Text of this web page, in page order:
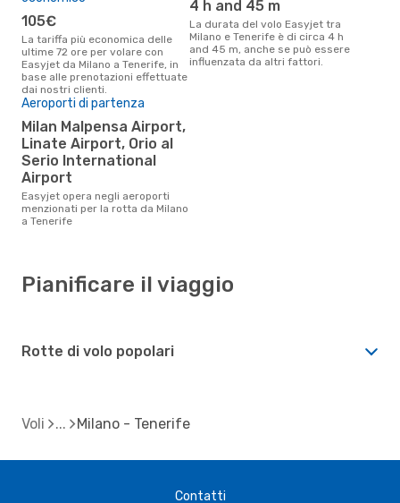
105€
La tariffa più economica delle
ultime 72 ore per volare con
Easyjet da Milano a Tenerife, in
base alle prenotazioni effettuate
dai nostri clienti.
4 h and 45 m
La durata del volo Easyjet tra
Milano e Tenerife è di circa 4 h
and 45 m, anche se può essere
influenzata da altri fattori.
Aeroporti di partenza
Milan Malpensa Airport,
Linate Airport, Orio al
Serio International
Airport
Easyjet opera negli aeroporti
menzionati per la rotta da Milano
a Tenerife
Pianificare il viaggio
Rotte di volo popolari
Voli Milano - Tenerife
Contatti